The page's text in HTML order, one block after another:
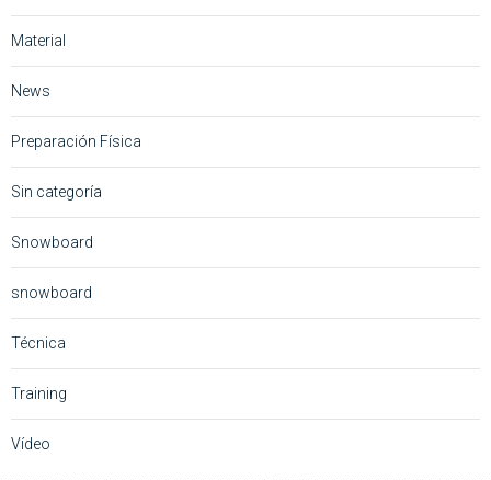
Material
News
Preparación Física
Sin categoría
Snowboard
snowboard
Técnica
Training
Vídeo